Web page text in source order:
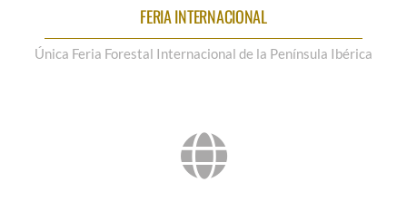
FERIA INTERNACIONAL
Única Feria Forestal Internacional de la Península Ibérica